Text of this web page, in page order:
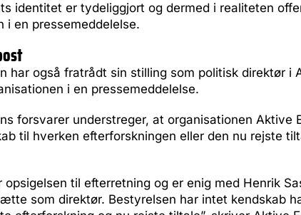
identitet er tydeliggjort og dermed i realiteten
i en pressemeddelelse.
har også fratrådt sin stilling som politisk direktør i
i en pressemeddelelse.
forsvarer understreger, at organisationen Aktive
til hverken efterforskningen eller den nu rejste
opsigelsen til efterretning og er enig med Henrik
som direktør. Bestyrelsen har intet kendskab